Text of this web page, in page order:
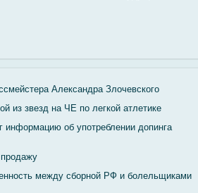
Александра Злочевского
из звезд на ЧЕ по легкой атлетике
информацию об употреблении допинга
между сборной РФ и болельщиками